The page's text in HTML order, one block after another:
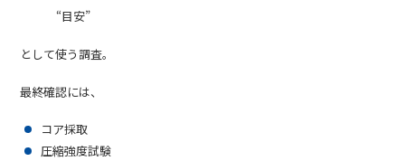
“目安”
として使う調査。
最終確認には、
コア採取
圧縮強度試験